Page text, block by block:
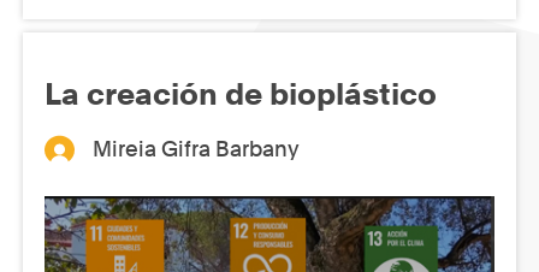
La creación de bioplástico
Mireia Gifra Barbany